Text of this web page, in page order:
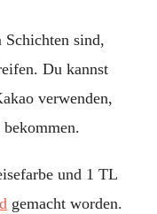
sind,
Du kannst
verwenden,
und 1 TL
gemacht worden.